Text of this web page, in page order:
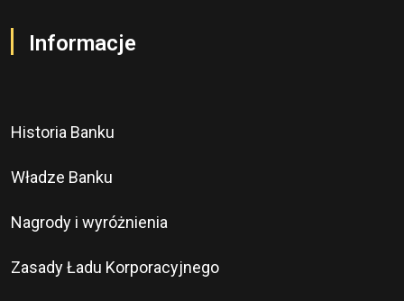
Informacje
Historia Banku
Władze Banku
Nagrody i wyróżnienia
Zasady Ładu Korporacyjnego